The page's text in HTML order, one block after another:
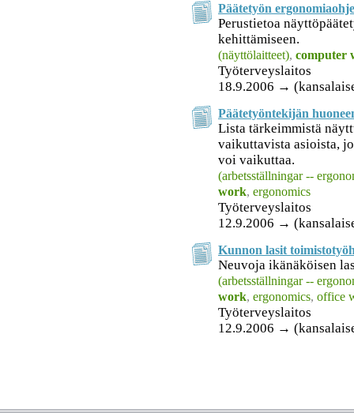
Päätetyön
Perustietoa
kehittämiseen.
(näyttölaitteet), computer
Työterveyslaitos
18.9.2006 →
Päätetyöntekijän
Lista tärkeimmistä
vaikuttavista asioista,
voi vaikuttaa.
(arbetsställningar --
work, ergonomics
Työterveyslaitos
12.9.2006 →
Kunnon lasit
Neuvoja ikänäköisen
(arbetsställningar --
work, ergonomics, office
Työterveyslaitos
12.9.2006 →